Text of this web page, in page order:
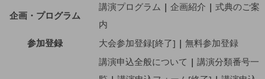
企画・プログラム
講演プログラム | 企画紹介 | 式典のご案
内
参加登録
大会参加登録[終了] | 無料参加登録
講演申込全般について | 講演分類番号一